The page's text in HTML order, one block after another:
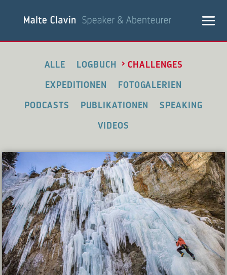
ALLE LOGBUCH CHALLENGES
EXPEDITIONEN FOTOGALERIEN
PODCASTS PUBLIKATIONEN SPEAKING
VIDEOS